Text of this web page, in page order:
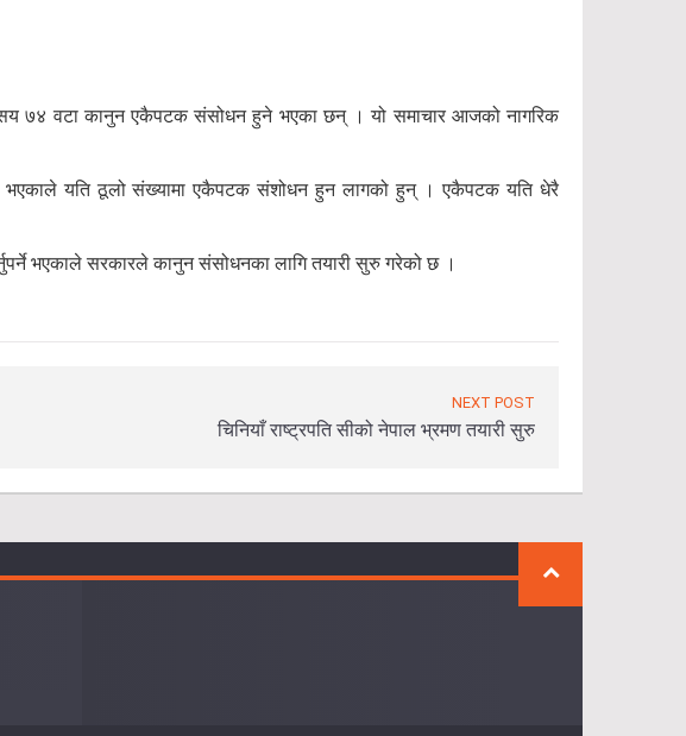
सय ७४ वटा कानुन एकैपटक संसोधन हुने भएका छन् । यो समाचार आजको नागरिक
भएकाले यति ठूलो संख्यामा एकैपटक संशोधन हुन लागको हुन् । एकैपटक यति धेरै
भएकाले सरकारले कानुन संसोधनका लागि तयारी सुरु गरेको छ ।
NEXT POST
चिनियाँ राष्ट्रपति सीको नेपाल भ्रमण तयारी सुरु